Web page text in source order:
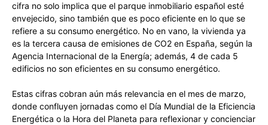
cifra no solo implica que el parque inmobiliario español esté
envejecido, sino también que es poco eficiente en lo que se
refiere a su consumo energético. No en vano, la vivienda ya
es la tercera causa de emisiones de CO2 en España, según la
Agencia Internacional de la Energía; además, 4 de cada 5
edificios no son eficientes en su consumo energético.
Estas cifras cobran aún más relevancia en el mes de marzo,
donde confluyen jornadas como el Día Mundial de la Eficiencia
Energética o la Hora del Planeta para reflexionar y concienciar